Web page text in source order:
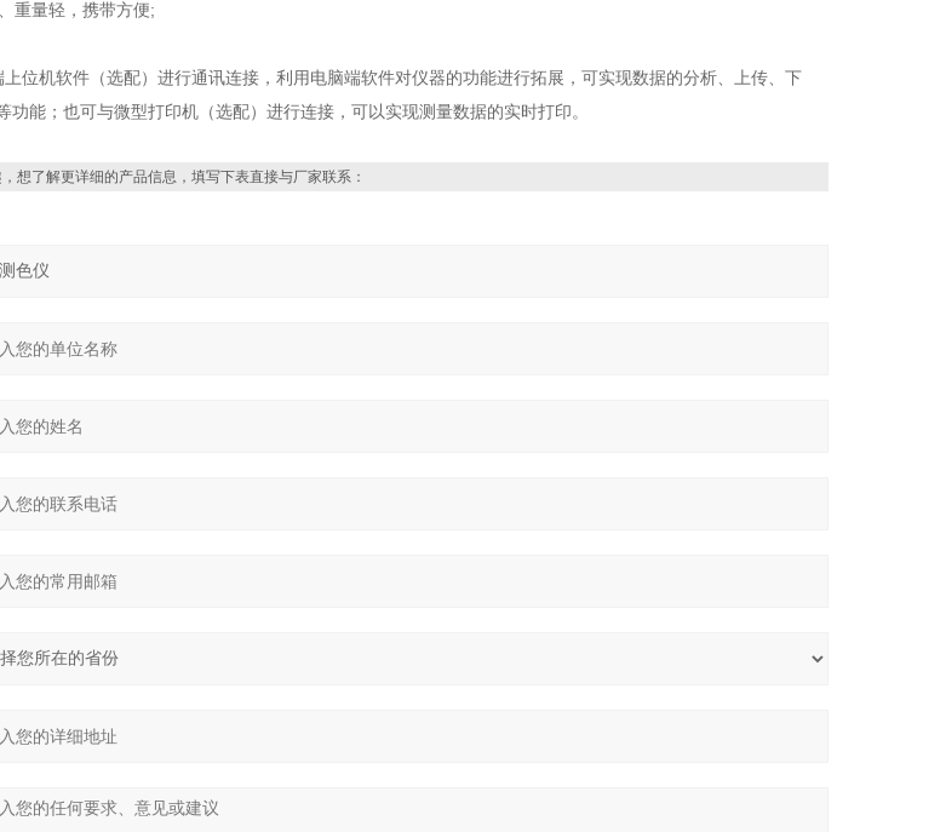
重量轻，携带方便;
上位机软件（选配）进行通讯连接，利用电脑端软件对仪器的功能进行拓展，可实现数据的分析、上传、下
功能；也可与微型打印机（选配）进行连接，可以实现测量数据的实时打印。
想了解更详细的产品信息，填写下表直接与厂家联系：